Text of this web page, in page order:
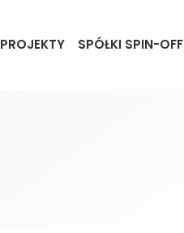
PROJEKTY SPÓŁKI SPIN-OFF